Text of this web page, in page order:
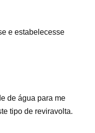
e estabelecesse
de água para me
tipo de reviravolta.